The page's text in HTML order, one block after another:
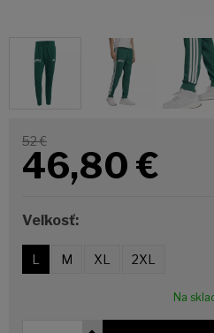
52 €
46,80 €
Veľkosť:
L M XL 2XL
Na